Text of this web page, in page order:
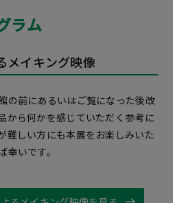
ラム
メイキング映像
の前にあるいはご覧になった後改
から何かを感じていただく参考に
難しい方にも本展をお楽しみいた
いです。